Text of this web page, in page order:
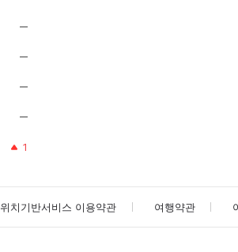
1
위치기반서비스 이용약관 여행약관